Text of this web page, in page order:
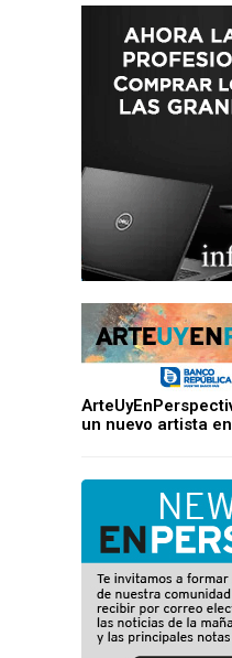
un nuevo artista